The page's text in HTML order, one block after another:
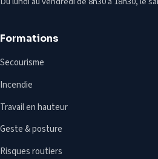
Formations
Secourisme
Incendie
Travail en hauteur
Geste & posture
Risques routiers